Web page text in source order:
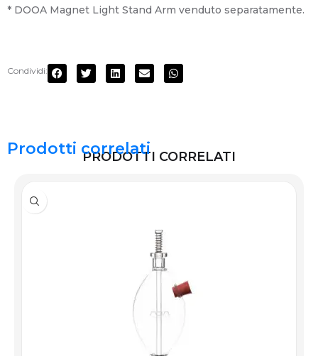
* DOOA Magnet Light Stand Arm venduto separatamente.
Condividi:
PRODOTTI CORRELATI
Prodotti correlati